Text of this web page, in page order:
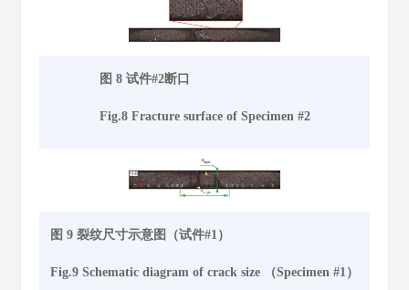
图 8 试件#2断口
Fig.8 Fracture surface of Specimen #2
图 9 裂纹尺寸示意图（试件#1）
Fig.9 Schematic diagram of crack size （Specimen #1）